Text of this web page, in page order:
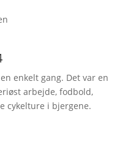
enkelt gang. Det var en
arbejde, fodbold,
cykelture i bjergene.